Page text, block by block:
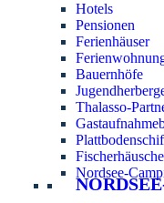
Hotels
Pensionen
Ferienhäuser
Bauernhöfe
Thalasso-
Nordsee-